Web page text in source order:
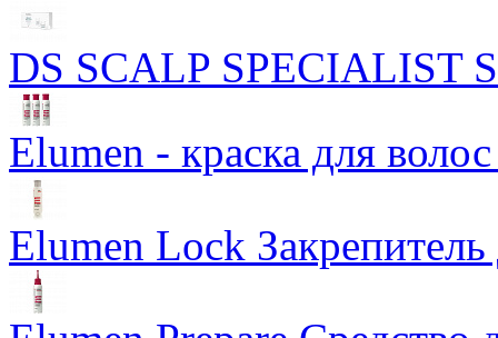
DS SCALP SPECIALIST
Elumen - краска для
Elumen Lock